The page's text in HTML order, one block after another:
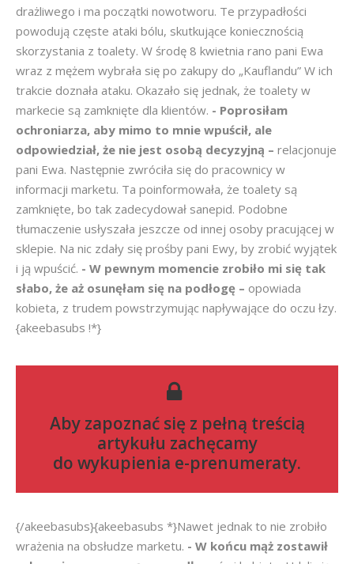
drażliwego i ma początki nowotworu. Te przypadłości
powodują częste ataki bólu, skutkujące koniecznością
skorzystania z toalety. W środę 8 kwietnia rano pani Ewa
wraz z mężem wybrała się po zakupy do „Kauflandu” W ich
trakcie doznała ataku. Okazało się jednak, że toalety w
markecie są zamknięte dla klientów. - Poprosiłam
ochroniarza, aby mimo to mnie wpuścił, ale
odpowiedział, że nie jest osobą decyzyjną – relacjonuje
pani Ewa. Następnie zwróciła się do pracownicy w
informacji marketu. Ta poinformowała, że toalety są
zamknięte, bo tak zadecydował sanepid. Podobne
tłumaczenie usłyszała jeszcze od innej osoby pracującej w
sklepie. Na nic zdały się prośby pani Ewy, by zrobić wyjątek
i ją wpuścić. - W pewnym momencie zrobiło mi się tak
słabo, że aż osunęłam się na podłogę – opowiada
kobieta, z trudem powstrzymując napływające do oczu łzy.
{akeebasubs !*}
Aby zapoznać się z pełną treścią
artykułu zachęcamy
do wykupienia e-prenumeraty.
{/akeebasubs}{akeebasubs *}Nawet jednak to nie zrobiło
wrażenia na obsłudze marketu. - W końcu mąż zostawił